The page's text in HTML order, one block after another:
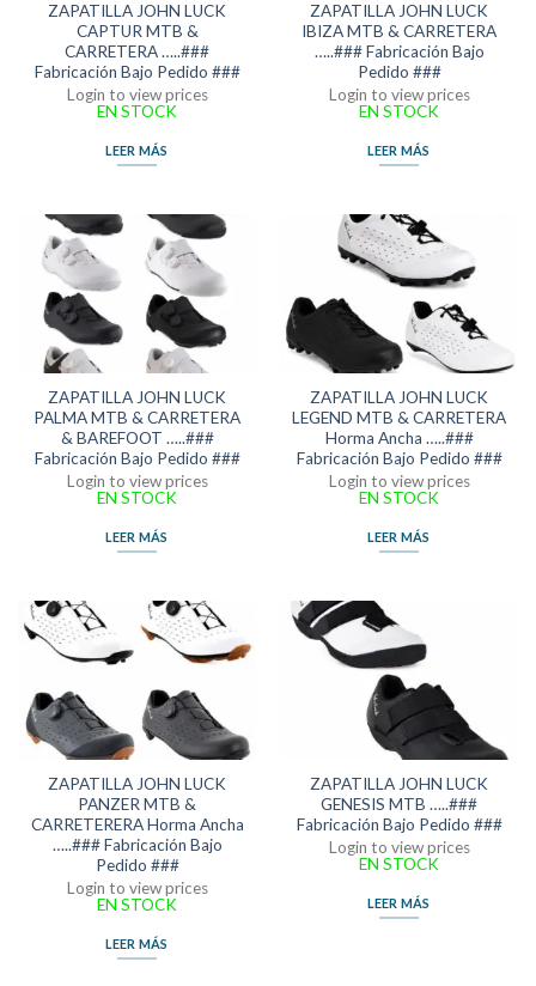
ZAPATILLA JOHN LUCK
CAPTUR MTB &
CARRETERA …..###
Fabricación Bajo Pedido ###
Login to view prices
EN STOCK
LEER MÁS
ZAPATILLA JOHN LUCK
IBIZA MTB & CARRETERA
…..### Fabricación Bajo
Pedido ###
Login to view prices
EN STOCK
LEER MÁS
ZAPATILLA JOHN LUCK
PALMA MTB & CARRETERA
& BAREFOOT …..###
Fabricación Bajo Pedido ###
Login to view prices
EN STOCK
LEER MÁS
ZAPATILLA JOHN LUCK
LEGEND MTB & CARRETERA
Horma Ancha …..###
Fabricación Bajo Pedido ###
Login to view prices
EN STOCK
LEER MÁS
ZAPATILLA JOHN LUCK
PANZER MTB &
CARRETERERA Horma Ancha
…..### Fabricación Bajo
Pedido ###
Login to view prices
EN STOCK
LEER MÁS
ZAPATILLA JOHN LUCK
GENESIS MTB …..###
Fabricación Bajo Pedido ###
Login to view prices
EN STOCK
LEER MÁS